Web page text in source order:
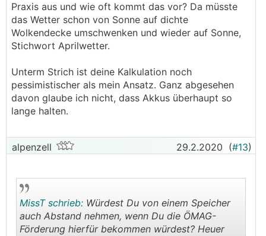
Praxis aus und wie oft kommt das vor? Da müsste
das Wetter schon von Sonne auf dichte
Wolkendecke umschwenken und wieder auf Sonne,
Stichwort Aprilwetter.
Unterm Strich ist deine Kalkulation noch
pessimistischer als mein Ansatz. Ganz abgesehen
davon glaube ich nicht, dass Akkus überhaupt so
lange halten.
alpenzell 29.2.2020 (#13)
MissT schrieb: Würdest Du von einem Speicher
auch Abstand nehmen, wenn Du die ÖMAG-
Förderung hierfür bekommen würdest? Heuer